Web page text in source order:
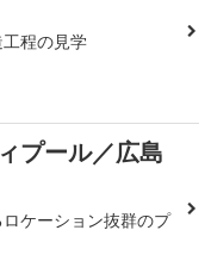
程の見学
プール／広島
ケーション抜群のプ